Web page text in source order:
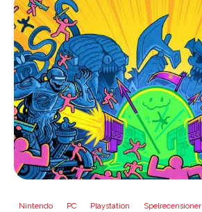
Nintendo PC Playstation Spelrecensioner